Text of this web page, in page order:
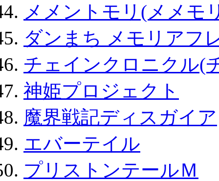
メメントモリ(メメモ
ダンまち メモリアフ
チェインクロニクル(
神姫プロジェクト
魔界戦記ディスガイア
エバーテイル
プリストンテールＭ